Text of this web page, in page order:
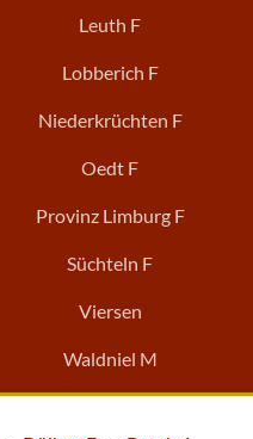
Leuth F
Lobberich F
Niederkrüchten F
Oedt F
Provinz Limburg F
Süchteln F
Viersen
Waldniel M